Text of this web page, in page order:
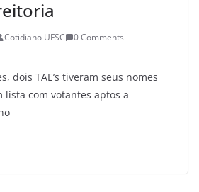
Cotidiano UFSC
0 Comments
dois TAE’s tiveram seus nomes
lista com votantes aptos a